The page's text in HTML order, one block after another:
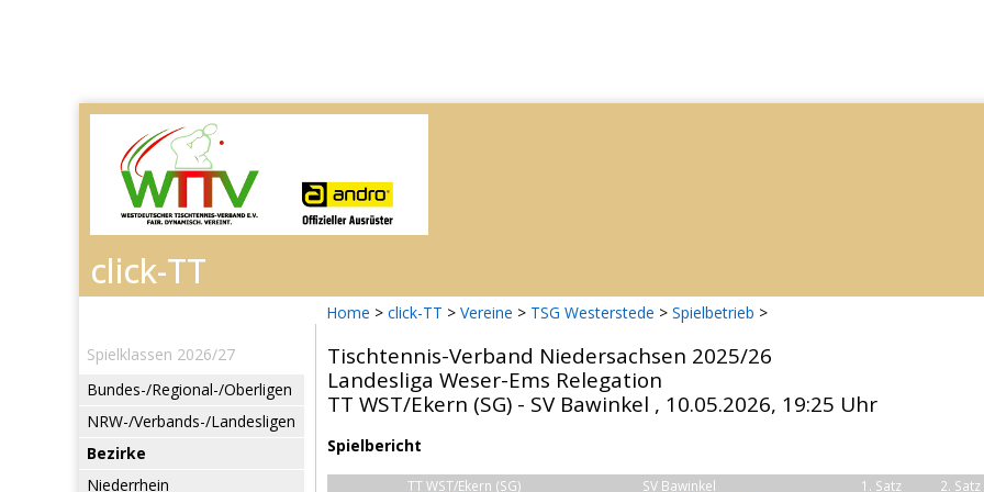
Home > click-TT > Vereine > TSG Westerstede > Spielbetrieb >
Spielklassen 2026/27
Bundes-/Regional-/Oberligen
NRW-/Verbands-/Landesligen
Bezirke
Niederrhein
Tischtennis-Verband Niedersachsen 2025/26
Landesliga Weser-Ems Relegation
TT WST/Ekern (SG) - SV Bawinkel , 10.05.2026, 19:25 Uhr
Spielbericht
TT WST/Ekern (SG) SV Bawinkel 1. Satz 2. Satz